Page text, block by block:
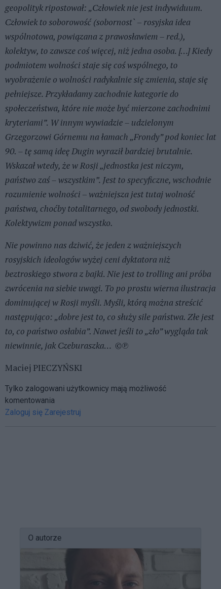
geopolityk ripostował: „Człowiek nie jest indywiduum.
Człowiek to soborowość (sobornost` – rosyjska idea
wspólnotowa, powiązana z prawosławiem – red.),
kolektyw, to zawsze coś więcej, niż jedna osoba. […] Kiedy
podmiotem wolności staje się coś wspólnego, to
wyobrażenie o wolności radykalnie się zmienia, staje się
pełniejsze. Przykładamy zachodnie kategorie do
społeczeństwa, które nie może być mierzone zachodnimi
kryteriami”. W innym wywiadzie – udzielonym
Grzegorzowi Górnemu na łamach „Frondy” pod koniec lat
90. – tę samą ideę Dugin wyraził bardziej brutalnie.
Wskazał wtedy, że w Rosji „jednostka jest niczym,
państwo zaś – wszystkim”. Jest to specyficzne, wschodnie
rozumienie wolności – ważniejsza jest tutaj wolność
państwa, choćby totalitarnego, od swobody jednostki.
Kolektywizm ponad wszystko.
Nie powinno nas dziwić, że jeden z ważniejszych
rosyjskich ideologów wyżej ceni dyktatora niż
beztroskiego stwora z bajki. Nie jest to trolling ani próba
zwrócenia na siebie uwagi. To po prostu wierna ilustracja
dominującej w Rosji myśli. Myśli, którą można streścić
następująco: „dobre jest to, co służy sile państwa. Złe jest
to, co państwo osłabia”. Nawet jeśli to „zło” wygląda tak
niewinnie, jak Czeburaszka… ©℗
Maciej PIECZYŃSKI
Tylko zalogowani użytkownicy mają możliwość
komentowania
Zaloguj się Zarejestruj
O autorze